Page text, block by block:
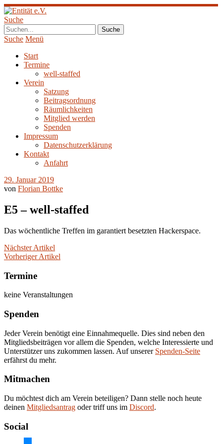
Suche
Suche Menü
Start
Termine
well-staffed
Verein
Satzung
Beitragsordnung
Räumlichkeiten
Mitglied werden
Spenden
Impressum
Datenschutzerklärung
Kontakt
Anfahrt
29. Januar 2019
von Florian Bottke
E5 – well-staffed
Das wöchentliche Treffen im garantiert besetzten Hackerspace.
Nächster Artikel
Vorheriger Artikel
Termine
keine Veranstaltungen
Spenden
Jeder Verein benötigt eine Einnahmequelle. Dies sind neben den
Mitgliedsbeiträgen vor allem die Spenden, welche Interessierte und
Unterstützer uns zukommen lassen. Auf unserer Spenden-Seite
erfährst du mehr.
Mitmachen
Du möchtest dich am Verein beteiligen? Dann stelle noch heute
deinen Mitgliedsantrag oder triff uns im Discord.
Social